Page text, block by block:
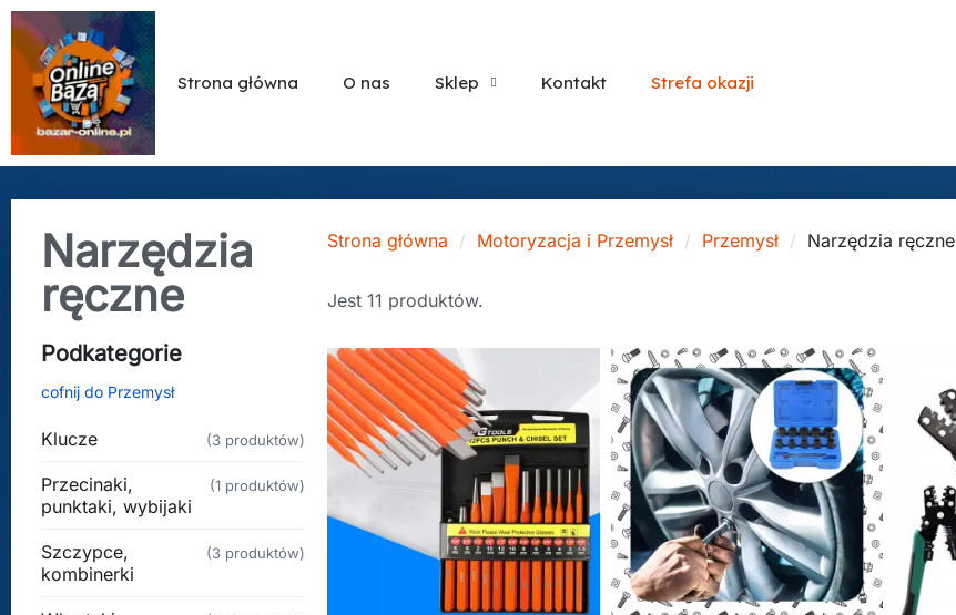
Strona główna O nas Sklep Kontakt Strefa okazji
Narzędzia
ręczne
Podkategorie
cofnij do Przemysł
Klucze (3 produktów)
Przecinaki,
punktaki, wybijaki
(1 produktów)
Szczypce,
kombinerki
(3 produktów)
Strona główna Motoryzacja i Przemysł Przemysł Narzędzia ręczne
Jest 11 produktów.